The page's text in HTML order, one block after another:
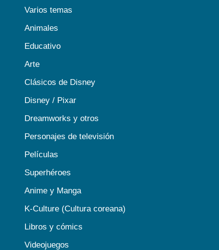
Varios temas
Animales
Educativo
Arte
Clásicos de Disney
Disney / Pixar
Dreamworks y otros
Personajes de televisión
Películas
Superhéroes
Anime y Manga
K-Culture (Cultura coreana)
Libros y cómics
Videojuegos